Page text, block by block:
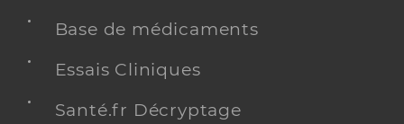
Base de médicaments
Essais Cliniques
Santé.fr Décryptage